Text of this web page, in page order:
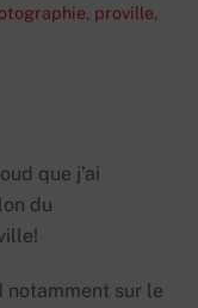
, proville,
que j’ai
du
notamment sur le